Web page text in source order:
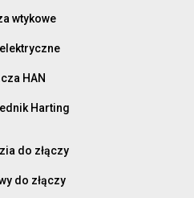
wtykowe
HAN
Harting
do złączy
do złączy